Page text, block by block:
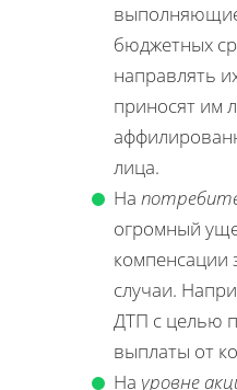
бюджетных
направлять
приносят им
лица.
На
огромный
компенсации
случаи.
ДТП с целью
выплаты от
На уровне